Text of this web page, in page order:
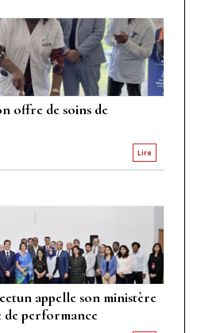
offre de soins de
Lire
appelle son ministère
performance